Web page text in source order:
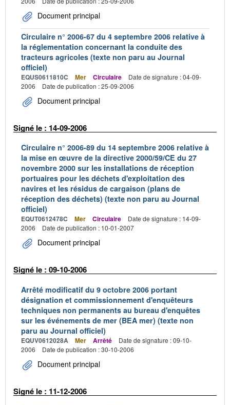
Document principal
Circulaire n° 2006-67 du 4 septembre 2006 relative à
la réglementation concernant la conduite des
tracteurs agricoles (texte non paru au Journal
officiel)
EQUS0611810C Mer Circulaire
Date de signature : 04-09-
2006
Date de publication : 25-09-2006
Document principal
Signé le : 14-09-2006
Circulaire n° 2006-89 du 14 septembre 2006 relative à
la mise en œuvre de la directive 2000/59/CE du 27
novembre 2000 sur les installations de réception
portuaires pour les déchets d'exploitation des
navires et les résidus de cargaison (plans de
réception des déchets) (texte non paru au Journal
officiel)
EQUT0612478C Mer Circulaire
Date de signature : 14-09-
2006
Date de publication : 10-01-2007
Document principal
Signé le : 09-10-2006
Arrêté modificatif du 9 octobre 2006 portant
désignation et commissionnement d'enquêteurs
techniques non permanents au bureau d'enquêtes
sur les événements de mer (BEA mer) (texte non
paru au Journal officiel)
EQUV0612028A Mer Arrêté
Date de signature : 09-10-
2006
Date de publication : 30-10-2006
Document principal
Signé le : 11-12-2006